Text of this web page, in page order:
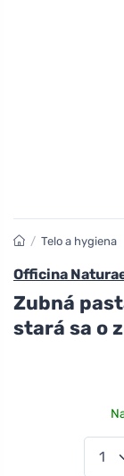
/ Telo a hygiena
Officina
Zubná
stará sa o